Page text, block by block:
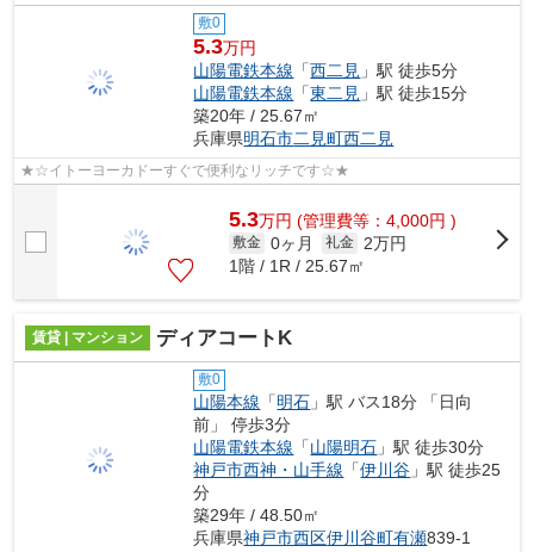
敷0
5.3万円
山陽電鉄本線 「西二見 」駅 徒歩5分
山陽電鉄本線 「東二見 」駅 徒歩15分
築20年 / 25.67㎡
兵庫県明石市二見町西二見
★☆イトーヨーカドーすぐで便利なリッチです☆★
5.3万円 (管理費等：4,000円 )
敷金 0ヶ月 礼金
2万円
1階 / 1R / 25.67㎡
賃貸 | マンション ディアコートK
敷0
山陽本線 「明石 」駅 バス18分 「日向
前」 停歩3分
山陽電鉄本線 「山陽明石 」駅 徒歩30分
神戸市西神・山手線 「伊川谷 」駅 徒歩25
分
築29年 / 48.50㎡
兵庫県神戸市西区伊川谷町有瀬839-1